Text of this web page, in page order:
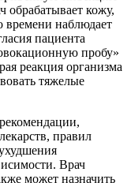
обрабатывает кожу,
времени наблюдает
пациента
пробу»
реакция организма
тяжелые
правил
Врач
может назначить